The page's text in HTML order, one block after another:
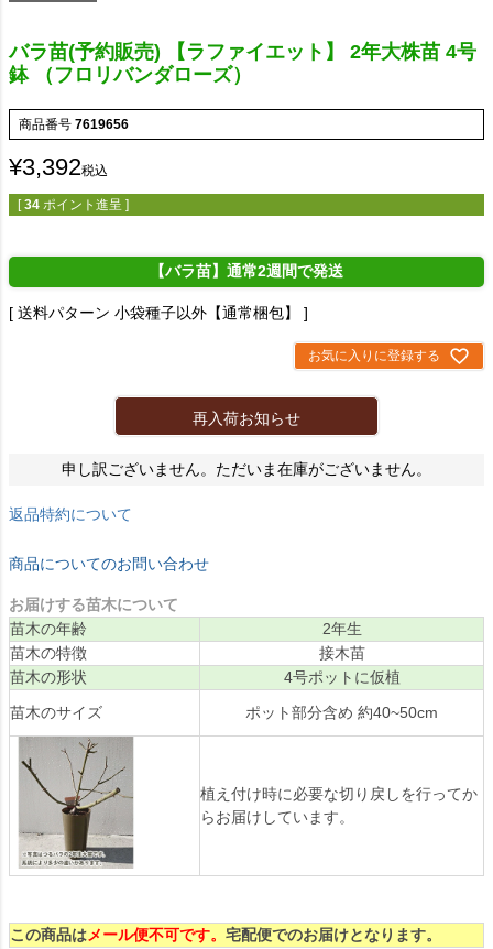
バラ苗(予約販売) 【ラファイエット】 2年大株苗 4号
鉢 （フロリバンダローズ）
商品番号 7619656
¥3,392税込
[ 34 ポイント進呈 ]
【バラ苗】通常2週間で発送
送料パターン 小袋種子以外【通常梱包】
お気に入りに登録する
再入荷お知らせ
申し訳ございません。ただいま在庫がございません。
返品特約について
商品についてのお問い合わせ
お届けする苗木について
苗木の年齢
2年生
苗木の特徴
接木苗
苗木の形状
4号ポットに仮植
苗木のサイズ
ポット部分含め 約40~50cm
植え付け時に必要な切り戻しを行ってか
らお届けしています。
この商品はメール便不可です。 宅配便でのお届けとなります。